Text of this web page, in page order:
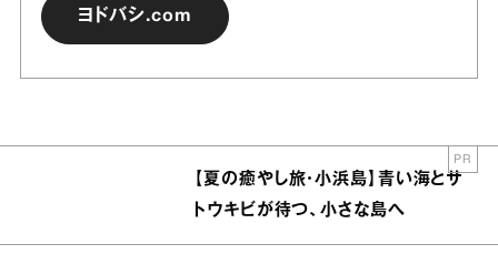
ヨドバシ.com
【夏の癒やし旅・小浜島】青い海とサ
トウキビが待つ、小さな島へ
PR